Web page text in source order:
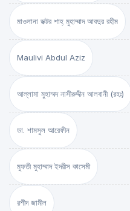
মাওলানা ডক্টর শাহ্‌ মুহাম্মাদ আবদুর রহীম
Maulivi Abdul Aziz
আল্লামা মুহাম্মদ নাসীরুদ্দীন আলবানী (রহঃ)
ডা. শামসুল আরেফীন
মুফতী মুহাম্মাদ ইদরীস কাসেমী
রশীদ জামীল